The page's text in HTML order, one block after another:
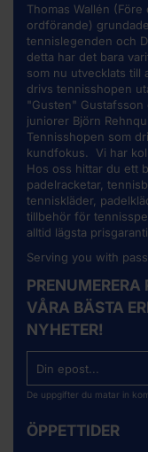
Thomas Wallén
ordförande)
tennislegenden och
detta har det bara
som nu utvecklats till
drivs tennisshopen
"Gusten"
juniorer Björn
Tennisshopen som
kundfokus. Vi har
Hos oss hittar du ett
padelracketar,
tenniskläder,
tillbehör för
alltid lägsta
Serving you with
PRENUMERERA
VÅRA BÄSTA
NYHETER!
De uppgifter du matar in
ÖPPETTIDER